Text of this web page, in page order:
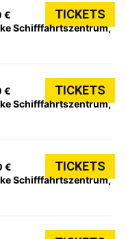
Schifffahrtszentrum,
€ TICKETS
Schifffahrtszentrum,
€ TICKETS
Schifffahrtszentrum,
€ TICKETS